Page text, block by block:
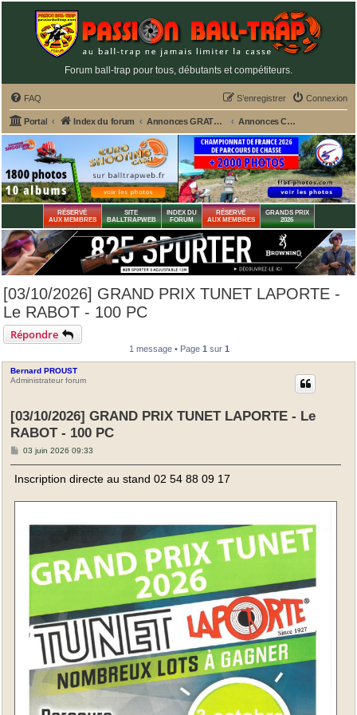
Forum ball-trap pour tous, débutants et compétiteurs.
FAQ Connexion
S’enregistrer
Portal Index du forum Annonces GRATUITES PASSION BALL-TRAP Annonces CONCOURS, GP des stands 2026
RÉSERVÉ
AUX MEMBRES
SITE
BALLTRAPWEB
INDEX DU
FORUM
RÉSERVÉ
AUX MEMBRES
GRANDS PRIX
2026
[03/10/2026] GRAND PRIX TUNET LAPORTE -
Le RABOT - 100 PC
Répondre
1 message • Page 1 sur 1
Bernard PROUST
Administrateur forum
[03/10/2026] GRAND PRIX TUNET LAPORTE - Le
RABOT - 100 PC
M
s
03 juin 2026 09:33
Inscription directe au stand 02 54 88 09 17